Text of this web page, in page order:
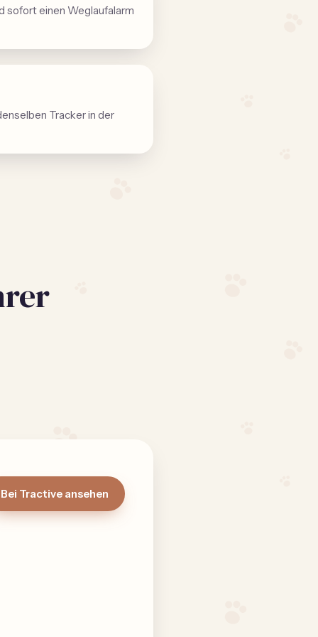
sofort einen Weglaufalarm
Tracker in der
Bei Tractive ansehen